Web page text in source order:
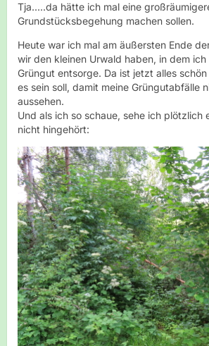
Tja.....da hätte ich mal eine
Grundstücksbegehung machen sollen.
Heute war ich mal am äußersten Ende
wir den kleinen Urwald haben, in dem
Grüngut entsorge. Da ist jetzt alles
es sein soll, damit meine Grüngutabfälle
aussehen.
Und als ich so schaue, sehe ich plötzlich
nicht hingehört: